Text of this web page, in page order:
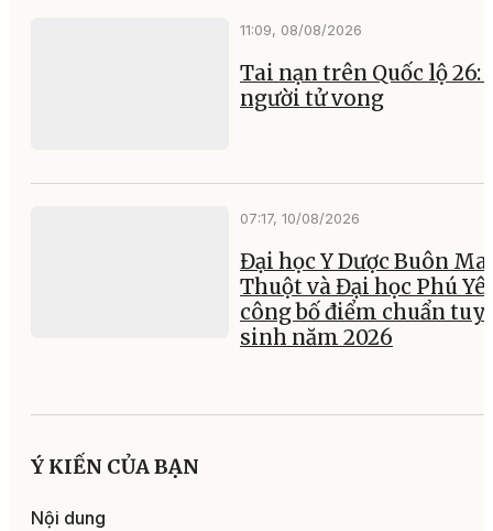
11:09, 08/08/2026
Tai nạn trên Quốc lộ 26:
người tử vong
07:17, 10/08/2026
Đại học Y Dược Buôn Ma
Thuột và Đại học Phú
công bố điểm chuẩn
sinh năm 2026
Ý KIẾN CỦA BẠN
Nội dung